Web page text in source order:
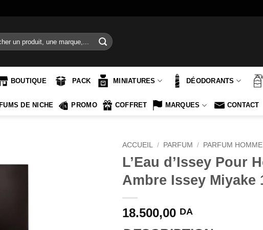
BOUTIQUE PACK MINIATURES DÉODORANTS
DE NICHE PROMO COFFRET MARQUES CONTACT
ACCUEIL / PARFUM / PARFUM HOMME
L’Eau d’Issey Pour
Ambre Issey Miyake
18.500,00 DA